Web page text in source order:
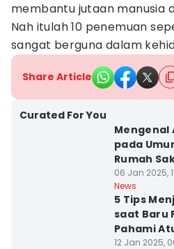
membantu jutaan manusia
Nah itulah 10 penemuan
sangat berguna dalam
Share Article
Curated For You
Mengenal
pada
Rumah
06 Jan 2025,
News
5 Tips
saat Baru
Pahami
12 Jan 2025,